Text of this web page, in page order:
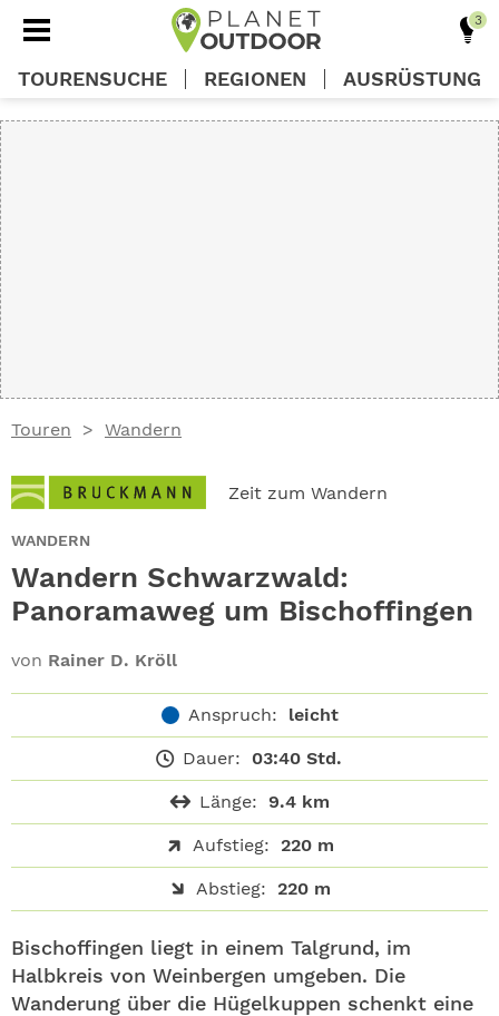
Touren Wandern
Zeit zum Wandern
WANDERN
Wandern Schwarzwald:
Panoramaweg um Bischoffingen
von Rainer D. Kröll
Anspruch: leicht
Dauer: 03:40 Std.
Länge: 9.4 km
Aufstieg: 220 m
Abstieg: 220 m
Bischoffingen liegt in einem Talgrund, im
Halbkreis von Weinbergen umgeben. Die
Wanderung über die Hügelkuppen schenkt eine
TOURENSUCHE REGIONEN AUSRÜSTUNG
ABO
GEWINNEN
NEWSLETTER
SHOP